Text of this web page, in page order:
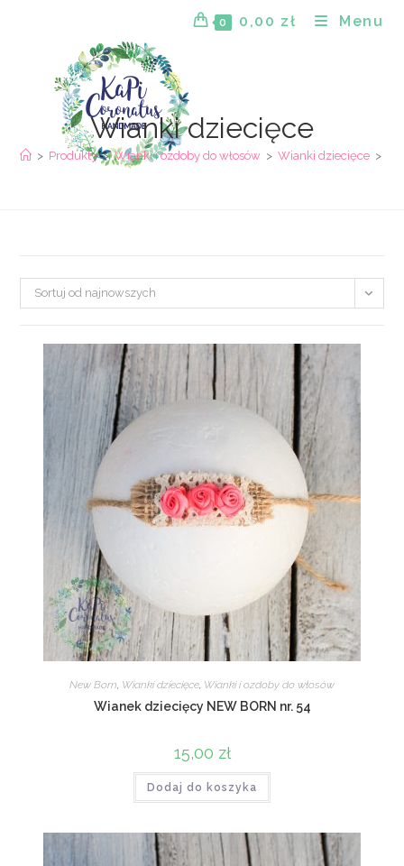
0 0,00 zł Menu
Wianki dziecięce
> Produkty > Wianki i ozdoby do włosów > Wianki dziecięce >
Sortuj od najnowszych
New Born, Wianki dziecięce, Wianki i ozdoby do włosów
Wianek dziecięcy NEW BORN nr. 54
15,00 zł
Dodaj do koszyka